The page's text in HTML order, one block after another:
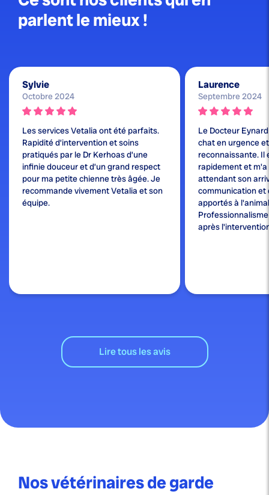
parlent le mieux !
Sylvie
Octobre 2024
Les services Vetalia ont été parfaits.
Rapidité d’intervention et soins
pratiqués par le Dr Kerhoas d’une
infinie douceur et d’un grand respect
pour ma petite chienne très âgée. Je
recommande vivement Vetalia et son
équipe.
Laurence
Septembre 2024
Le Docteur
chat en urgence
reconnaissante. Il
rapidement et m'a
attendant son
communication et
apportés à
après
Lire tous les avis
Nos vétérinaires de garde